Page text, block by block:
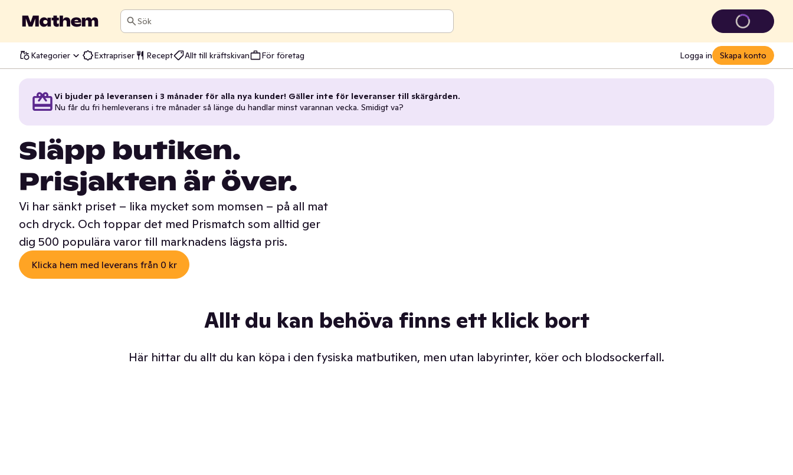
Sök
Kategorier Extrapriser Recept Allt till kräftskivan För företag Logga in Skapa konto
Vi bjuder på leveransen i 3 månader för alla nya kunder! Gäller inte för leveranser till skärgården.
Nu får du fri hemleverans i tre månader så länge du handlar minst varannan vecka. Smidigt va?
Släpp butiken.
Prisjakten är över.
Vi har sänkt priset – lika mycket som momsen – på all mat
och dryck. Och toppar det med Prismatch som alltid ger
dig 500 populära varor till marknadens lägsta pris.
Klicka hem med leverans från 0 kr
Allt du kan behöva finns ett klick bort
Här hittar du allt du kan köpa i den fysiska matbutiken, men utan labyrinter, köer och blodsockerfall.